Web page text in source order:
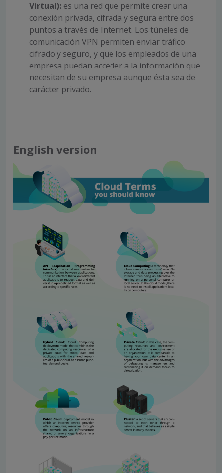
Virtual): es una red que permite crear una
conexión privada, cifrada y segura entre dos
puntos a través de Internet. Los túneles de
comunicación VPN permiten enviar tráfico
cifrado y seguro, y que los empleados de una
empresa puedan acceder a la información que
necesitan de su empresa aunque ésta sea de
carácter privado.
English version